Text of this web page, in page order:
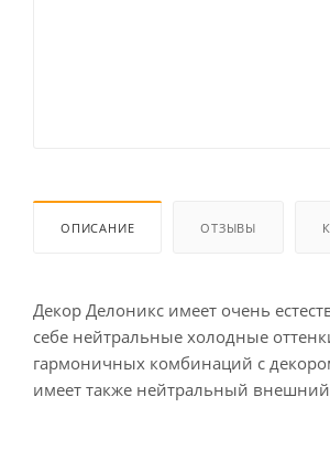
ОПИСАНИЕ ОТЗЫВЫ
Декор Делоникс имеет очень
себе нейтральные холодные
гармоничных комбинаций с
имеет также нейтральный внешний